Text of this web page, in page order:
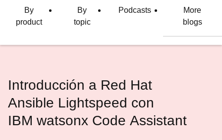
idiomaBy
product
By
topic
Podcasts
More
blogs
Introducción a Red Hat
Ansible Lightspeed con
IBM watsonx Code Assistant